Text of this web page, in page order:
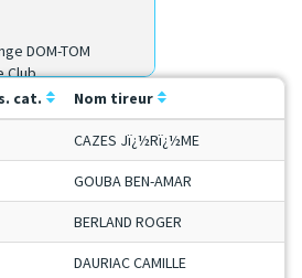
DOM-TOM
Club
Région
cat. Nom tireur
CAZES Jï¿½Rï¿½ME
GOUBA BEN-AMAR
BERLAND ROGER
DAURIAC CAMILLE